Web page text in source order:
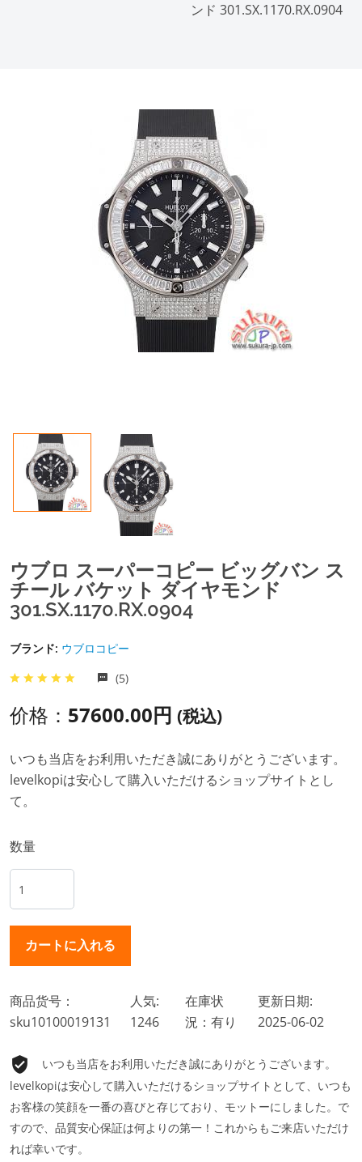
ンド 301.SX.1170.RX.0904
ウブロ スーパーコピー ビッグバン ス
チール バケット ダイヤモンド
301.SX.1170.RX.0904
ブランド: ウブロコピー
(5)
价格： 57600.00円 (税込)
いつも当店をお利用いただき誠にありがとうございます。
levelkopiは安心して購入いただけるショップサイトとし
て。
数量
商品货号：
sku10100019131
人気:
1246
在庫状
況：有り
更新日期:
2025-06-02
いつも当店をお利用いただき誠にありがとうございます。
levelkopiは安心して購入いただけるショップサイトとして、いつも
お客様の笑顔を一番の喜びと存じており、モットーにしました。で
すので、品質安心保証は何よりの第一！これからもご来店いただけ
れば幸いです。